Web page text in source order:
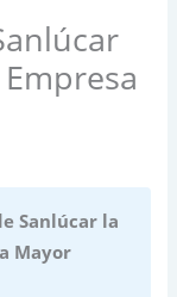
Sanlúcar la
Mayor